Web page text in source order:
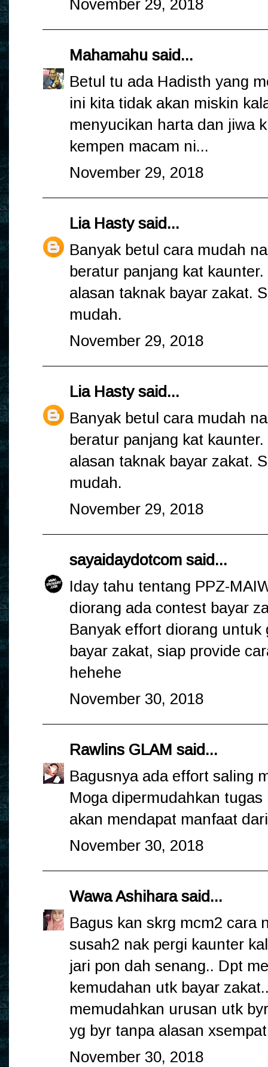
November 29, 2018
Mahamahu said...
Betul tu ada Hadisth yang
ini kita tidak akan miskin
menyucikan harta dan jiwa
kempen macam ni...
November 29, 2018
Lia Hastysaid...
Banyak betul cara mudah
beratur panjang kat
alasan taknak bayar zakat.
mudah.
November 29, 2018
Lia Hastysaid...
Banyak betul cara mudah
beratur panjang kat
alasan taknak bayar zakat.
mudah.
November 29, 2018
sayaidaydotcom said...
Iday tahu tentang PPZ-
diorang ada contest bayar
Banyak effort diorang untuk
bayar zakat, siap provide
hehehe
November 30, 2018
Rawlins GLAM said...
Bagusnya ada effort saling
Moga dipermudahkan
akan mendapat manfaat
November 30, 2018
Wawa Ashiharasaid...
Bagus kan skrg mcm2 cara
susah2 nak pergi kaunter
jari pon dah senang.. Dpt
kemudahan utk bayar
memudahkan urusan utk
yg byr tanpa alasan
November 30, 2018